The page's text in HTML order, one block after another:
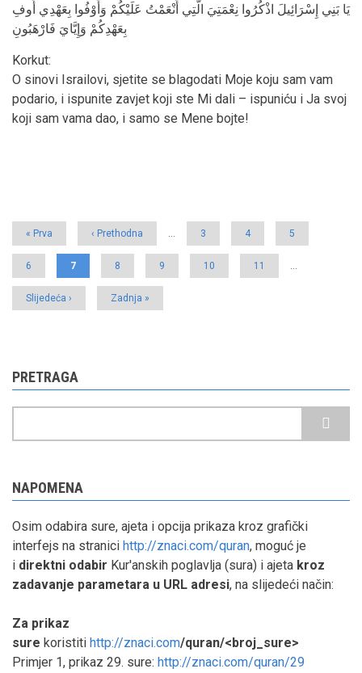
يَا بَنِي إِسْرَائِيلَ اذْكُرُوا نِعْمَتِيَ الَّتِي أَنْعَمْتُ عَلَيْكُمْ وَأَوْفُوا بِعَهْدِي أُوفِ
بِعَهْدِكُمْ وَإِيَّايَ فَارْهَبُونِ
Korkut:
O sinovi Israilovi, sjetite se blagodati Moje koju sam vam
podario, i ispunite zavjet koji ste Mi dali – ispuniću i Ja svoj
koji sam vama dao, i samo se Mene bojte!
First
« Prva
Previous
‹ Prethodna Page
3 Page
4 Page
5
Page
6
Current
7 Page
8 Page
9 Page
10 Page
11
Next
page
Slijedeća ›
Last
Zadnja »
PRETRAGA
NAPOMENA
Osim odabira sure, ajeta i opcija prikaza kroz grafički
interfejs na stranici http://znaci.com/quran, moguć je
i direktni odabir Kur'anskih poglavlja (sura) i ajeta kroz
zadavanje parametara u URL adresi, na slijedeći način:
Za prikaz
sure koristiti http://znaci.com/quran/<broj_sure>
Primjer 1, prikaz 29. sure: http://znaci.com/quran/29